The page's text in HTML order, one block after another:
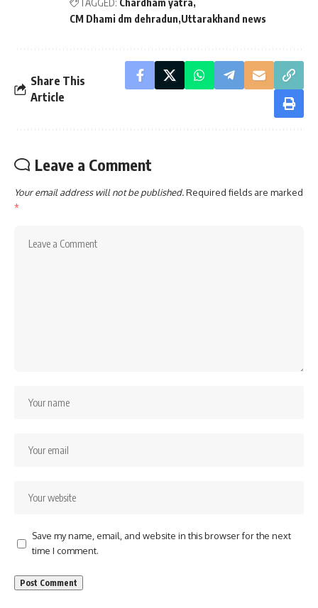
TAGGED: Chardham yatra
CM Dhami dm dehradun Uttarakhand news
Share This
Article
Leave a Comment
Your email address will not be published.Required fields are marked
*
Save my name, email, and website in this browser for the next
time I comment.